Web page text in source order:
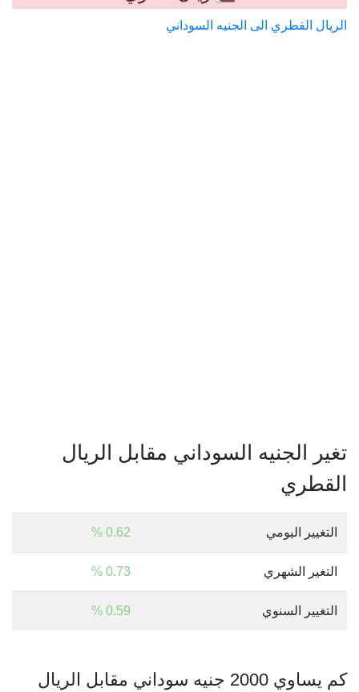
الريال القطري الى الجنيه السوداني
تغير الجنيه السوداني مقابل الريال
القطري
التغيير اليومي 0.62 %
التغير الشهري 0.73 %
التغيير السنوي 0.59 %
كم يساوي 2000 جنيه سوداني مقابل الريال